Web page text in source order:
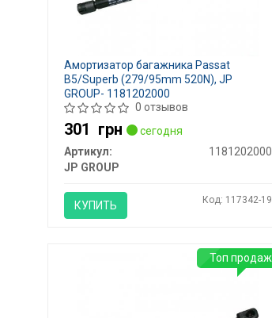
Амортизатор багажника Passat
B5/Superb (279/95mm 520N), JP
GROUP- 1181202000
0 отзывов
301 грн
сегодня
Артикул:
1181202000
JP GROUP
КУПИТЬ Код: 117342-19
Топ продаж